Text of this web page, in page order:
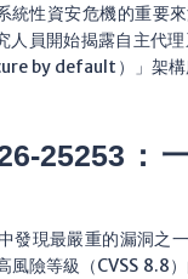
統性資安危機的重要
人員開始揭露自主代
by default）」架
25253：
發現最嚴重的漏洞之
風險等級（CVSS 8.8